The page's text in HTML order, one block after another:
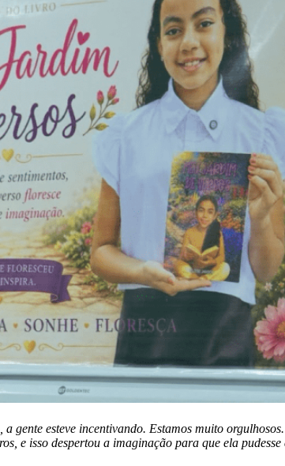
gente esteve incentivando. Estamos muito
e isso despertou a imaginação para que ela